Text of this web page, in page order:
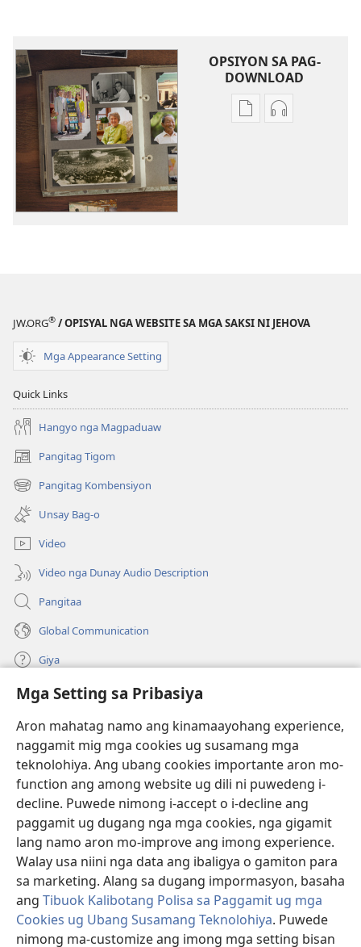
Mga Setting sa Pribasiya
Aron mahatag namo ang kinamaayohang experience,
naggamit mig mga cookies ug susamang mga
teknolohiya. Ang ubang cookies importante aron mo-
function ang among website ug dili ni puwedeng i-
decline. Puwede nimong i-accept o i-decline ang
paggamit ug dugang nga mga cookies, nga gigamit
lang namo aron mo-improve ang imong experience.
Walay usa niini nga data ang ibaligya o gamiton para
sa marketing. Alang sa dugang impormasyon, basaha
ang Tibuok Kalibotang Polisa sa Paggamit ug mga
Cookies ug Ubang Susamang Teknolohiya. Puwede
nimong ma-customize ang imong mga setting bisan
OPSIYON SA PAG-
DOWNLOAD
Opsiyon
mga
Opsiyon
mga
JW.ORG® / OPISYAL NGA WEBSITE SA MGA SAKSI NI JEHOVA
Mga Appearance Setting
Quick Links
Hangyo nga Magpaduaw
Pangitag Tigom
(mo-
open
ug
bag-
ong
window)
Pangitag Kombensiyon
(mo-
open
ug
bag-
ong
window)
Unsay Bag-o
Video
Video nga Dunay Audio Description
Pangitaa
Global Communication
Giya
Donasyon
(mo-
open
bag-
ong
window)
Watchtower ONLINE NGA LIBRARYA
(mo-
open
ug
bag-
window)
JW Hub
(mo-
open
ug
bag-
ong
window)
JW Library
Watchtower Library
Copyright© 2026 Watch Tower Bible and Tract Society of Pennsylvania.